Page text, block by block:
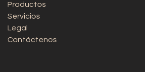
Productos
Servicios
Legal
Contáctenos